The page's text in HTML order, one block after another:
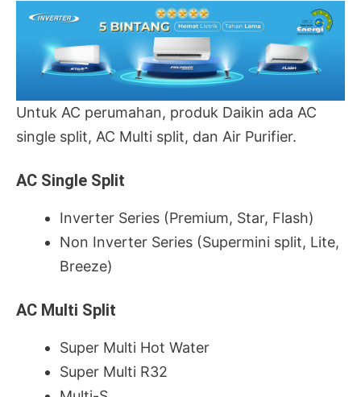
Untuk AC perumahan, produk Daikin ada AC
single split, AC Multi split, dan Air Purifier.
AC Single Split
Inverter Series (Premium, Star, Flash)
Non Inverter Series (Supermini split, Lite,
Breeze)
AC Multi Split
Super Multi Hot Water
Super Multi R32